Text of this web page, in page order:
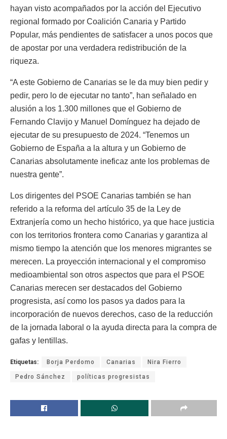
hayan visto acompañados por la acción del Ejecutivo
regional formado por Coalición Canaria y Partido
Popular, más pendientes de satisfacer a unos pocos que
de apostar por una verdadera redistribución de la
riqueza.
“A este Gobierno de Canarias se le da muy bien pedir y
pedir, pero lo de ejecutar no tanto”, han señalado en
alusión a los 1.300 millones que el Gobierno de
Fernando Clavijo y Manuel Domínguez ha dejado de
ejecutar de su presupuesto de 2024. “Tenemos un
Gobierno de España a la altura y un Gobierno de
Canarias absolutamente ineficaz ante los problemas de
nuestra gente”.
Los dirigentes del PSOE Canarias también se han
referido a la reforma del artículo 35 de la Ley de
Extranjería como un hecho histórico, ya que hace justicia
con los territorios frontera como Canarias y garantiza al
mismo tiempo la atención que los menores migrantes se
merecen. La proyección internacional y el compromiso
medioambiental son otros aspectos que para el PSOE
Canarias merecen ser destacados del Gobierno
progresista, así como los pasos ya dados para la
incorporación de nuevos derechos, caso de la reducción
de la jornada laboral o la ayuda directa para la compra de
gafas y lentillas.
Etiquetas: Borja Perdomo Canarias Nira Fierro
Pedro Sánchez políticas progresistas